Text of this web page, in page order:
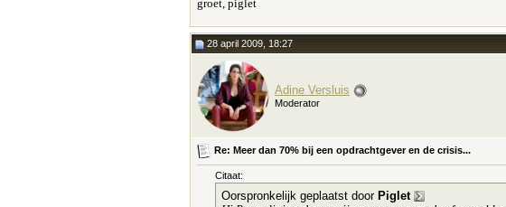
groet, piglet
28 april 2009, 18:27
Adine Versluis
Moderator
Re: Meer dan 70% bij een opdrachtgever en de crisis...
Citaat:
Oorspronkelijk geplaatst door Piglet